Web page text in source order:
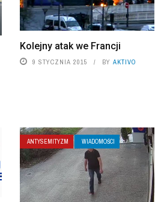
Kolejny atak we Francji
9 STYCZNIA 2015 BYAKTIVO
ANTYSEMITYZM WIADOMOŚCI